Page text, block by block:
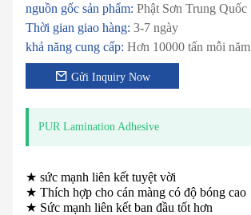
nguồn gốc sản phẩm: Phật Sơn Trung Quốc
Thời gian giao hàng: 3-7 ngày
khả năng cung cấp: Hơn 10000 tấn mỗi năm
Gửi Inquiry Now
PUR Lamination Adhesive
★ sức mạnh liên kết tuyệt vời
★ Thích hợp cho cán màng có độ bóng cao
★ Sức mạnh liên kết ban đầu tốt hơn